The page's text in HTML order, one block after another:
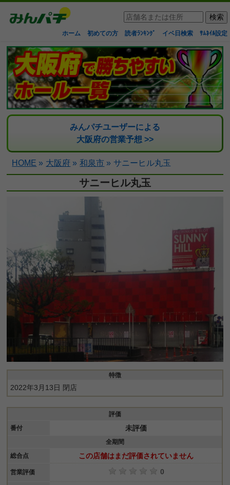
ホーム 初めての方 読者ﾗﾝｷﾝｸﾞ イベ日検索 ｻﾑﾈｲﾙ設定
みんパチユーザーによる
大阪府の営業予想 >>
HOME » 大阪府 » 和泉市 » サニーヒル丸玉
サニーヒル丸玉
特徴
2022年3月13日 閉店
評価
番付
未評価
全期間
総合点
この店舗はまだ評価されていません
営業評価 0